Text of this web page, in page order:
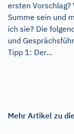
ersten
Summe sein und
ich sie? Die
und
Tipp 1: Der...
Mehr Artikel zu